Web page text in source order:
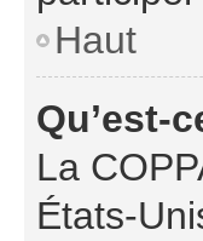
Haut
Qu’est-
La
États-